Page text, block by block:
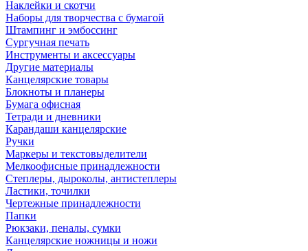
Наклейки и скотчи
Наборы для творчества с бумагой
Штампинг и эмбоссинг
Сургучная печать
Инструменты и аксессуары
Другие материалы
Канцелярские товары
Блокноты и планеры
Бумага офисная
Тетради и дневники
Карандаши канцелярские
Ручки
Маркеры и текстовыделители
Мелкоофисные принадлежности
Степлеры, дыроколы, антистеплеры
Ластики, точилки
Чертежные принадлежности
Папки
Рюкзаки, пеналы, сумки
Канцелярские ножницы и ножи